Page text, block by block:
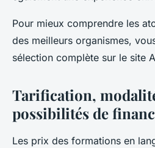
Pour mieux comprendre les
des meilleurs organismes,
sélection complète sur le site
Tarification,
possibilités de
Les prix des formations en